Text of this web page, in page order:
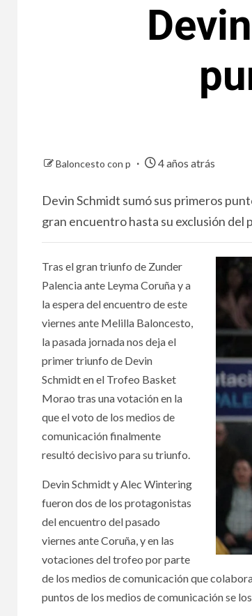
Baloncesto con p 4 años atrás
Devin Schmidt sumó sus primeros
gran encuentro hasta su exclusión
Tras el gran triunfo de Zunder
Palencia ante Leyma Coruña y a
la espera del encuentro de este
viernes ante Melilla Baloncesto,
la pasada jornada nos deja el
primer triunfo de Devin
Schmidt en el Trofeo Basket
Morao tras una votación en la
que el voto de los medios de
comunicación finalmente
resultó decisivo para su triunfo.
Devin Schmidt y Alec Wintering
fueron dos de los protagonistas
del encuentro del pasado
viernes ante Coruña, y en las
votaciones del trofeo por parte
de los medios de comunicación que
puntos de los medios de comunicación se